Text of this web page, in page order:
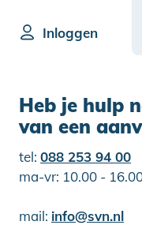
Inloggen
Heb je hulp
van een
tel: 088 253 94 00
ma-vr: 10.00 -
mail: info@svn.nl